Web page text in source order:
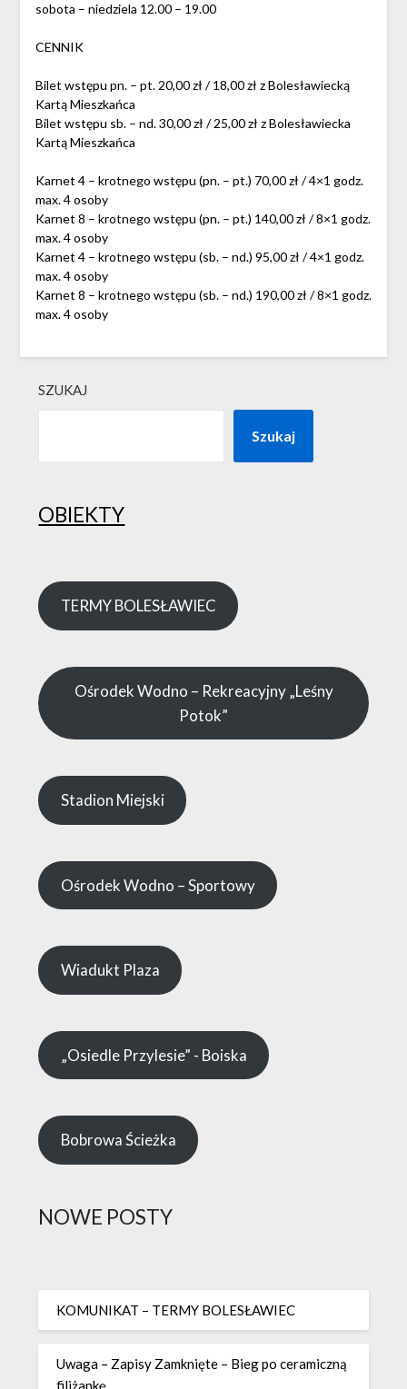
sobota – niedziela 12.00 – 19.00
CENNIK
Bilet wstępu pn. – pt. 20,00 zł / 18,00 zł z Bolesławiecką
Kartą Mieszkańca
Bilet wstępu sb. – nd. 30,00 zł / 25,00 zł z Bolesławiecka
Kartą Mieszkańca
Karnet 4 – krotnego wstępu (pn. – pt.) 70,00 zł / 4×1 godz.
max. 4 osoby
Karnet 8 – krotnego wstępu (pn. – pt.) 140,00 zł / 8×1 godz.
max. 4 osoby
Karnet 4 – krotnego wstępu (sb. – nd.) 95,00 zł / 4×1 godz.
max. 4 osoby
Karnet 8 – krotnego wstępu (sb. – nd.) 190,00 zł / 8×1 godz.
max. 4 osoby
SZUKAJ
Szukaj
OBIEKTY
TERMY BOLESŁAWIEC
Ośrodek Wodno – Rekreacyjny „Leśny
Potok”
Stadion Miejski
Ośrodek Wodno – Sportowy
Wiadukt Plaza
„Osiedle Przylesie” - Boiska
Bobrowa Ścieżka
NOWE POSTY
KOMUNIKAT – TERMY BOLESŁAWIEC
Uwaga – Zapisy Zamknięte – Bieg po ceramiczną
filiżankę